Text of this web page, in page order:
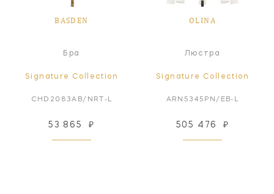
BASDEN
Бра
Signature Collection
CHD2083AB/NRT-L
53 865 ₽
OLINA
Люстра
Signature Collection
ARN5345PN/EB-L
505 476 ₽